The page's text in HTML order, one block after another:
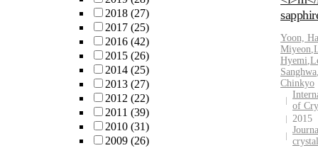
2018 (27)
2017 (25)
2016 (42)
2015 (26)
2014 (25)
2013 (27)
2012 (22)
2011 (39)
2010 (31)
2009 (26)
Yoon,
Miyeon,
Hyemi,
Sanghwa
Chinkyo
of
2015